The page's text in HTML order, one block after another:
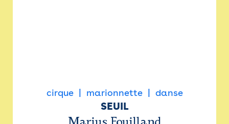
cirque marionnette danse
SEUIL